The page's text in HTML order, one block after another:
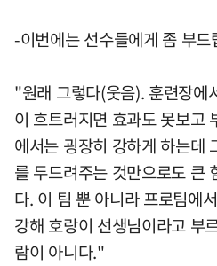
-이번에는 선수들에게 좀 부
"원래 그렇다(웃음). 훈련장에
이 흐트러지면 효과도 못보고
에서는 굉장히 강하게 하는데
를 두드려주는 것만으로도 큰
다. 이 팀 뿐 아니라 프로팀에
강해 호랑이 선생님이라고 부
람이 아니다."